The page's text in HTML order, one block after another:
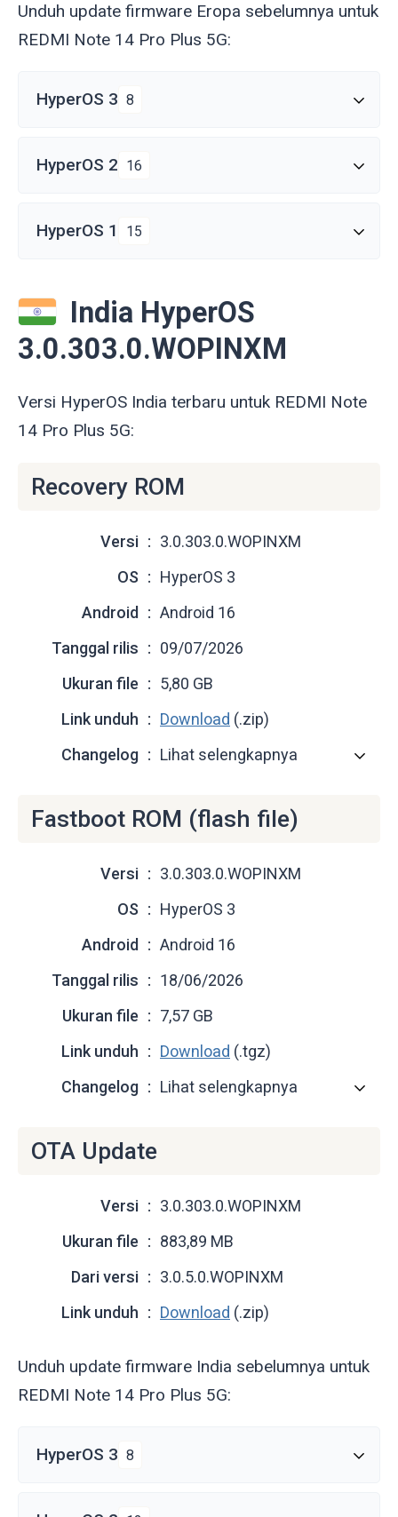
Unduh update firmware Eropa sebelumnya untuk
REDMI Note 14 Pro Plus 5G:
HyperOS 3 8
HyperOS 2 16
HyperOS 1 15
India HyperOS
3.0.303.0.WOPINXM
Versi HyperOS India terbaru untuk REDMI Note
14 Pro Plus 5G:
Recovery ROM
Versi
3.0.303.0.WOPINXM
OS
HyperOS 3
Android
Android 16
Tanggal rilis
09/07/2026
Ukuran file
5,80 GB
Link unduh
Download (.zip)
Changelog
Lihat selengkapnya
Fastboot ROM (flash file)
Versi
3.0.303.0.WOPINXM
OS
HyperOS 3
Android
Android 16
Tanggal rilis
18/06/2026
Ukuran file
7,57 GB
Link unduh
Download (.tgz)
Changelog
Lihat selengkapnya
OTA Update
Versi
3.0.303.0.WOPINXM
Ukuran file
883,89 MB
Dari versi
3.0.5.0.WOPINXM
Link unduh
Download (.zip)
Unduh update firmware India sebelumnya untuk
REDMI Note 14 Pro Plus 5G:
HyperOS 3 8